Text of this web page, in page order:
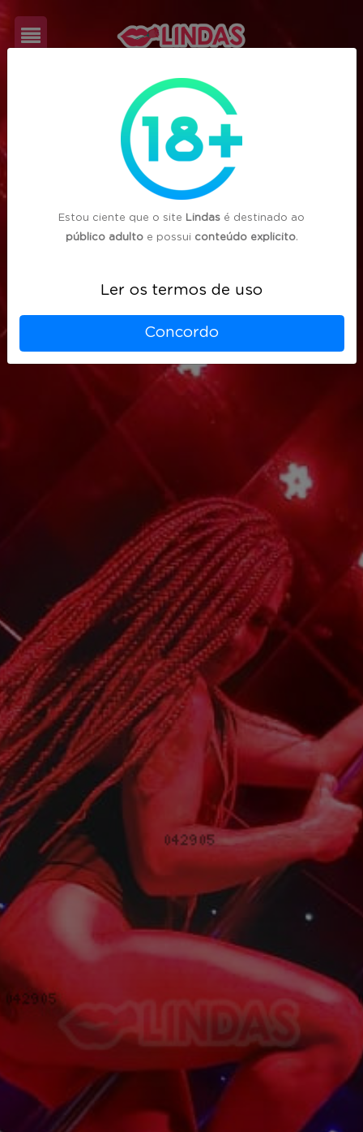
Estou ciente que o site Lindas é destinado ao
público adultoe possui conteúdo explicito.
Ler os termos de uso
Concordo